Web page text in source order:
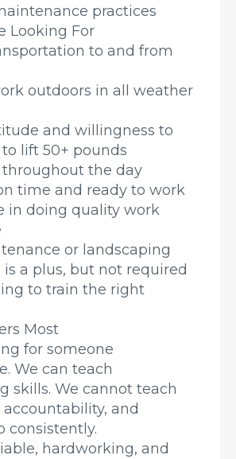
practices
Looking For
to and from
outdoors in all weather
and willingness to
to lift 50+ pounds
the day
time and ready to work
in doing quality work
or landscaping
a plus, but not required
to train the right
Most
for someone
We can teach
skills. We cannot teach
and
consistently.
hardworking, and